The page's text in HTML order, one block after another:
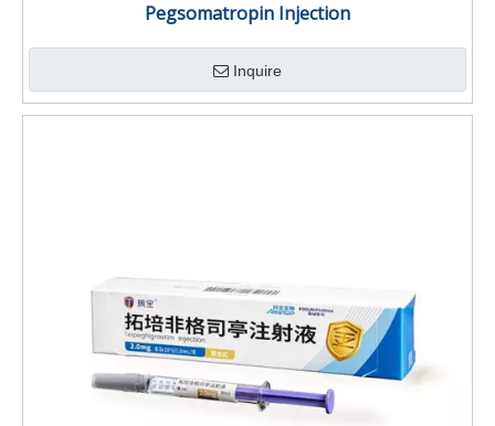
Pegsomatropin Injection
Inquire